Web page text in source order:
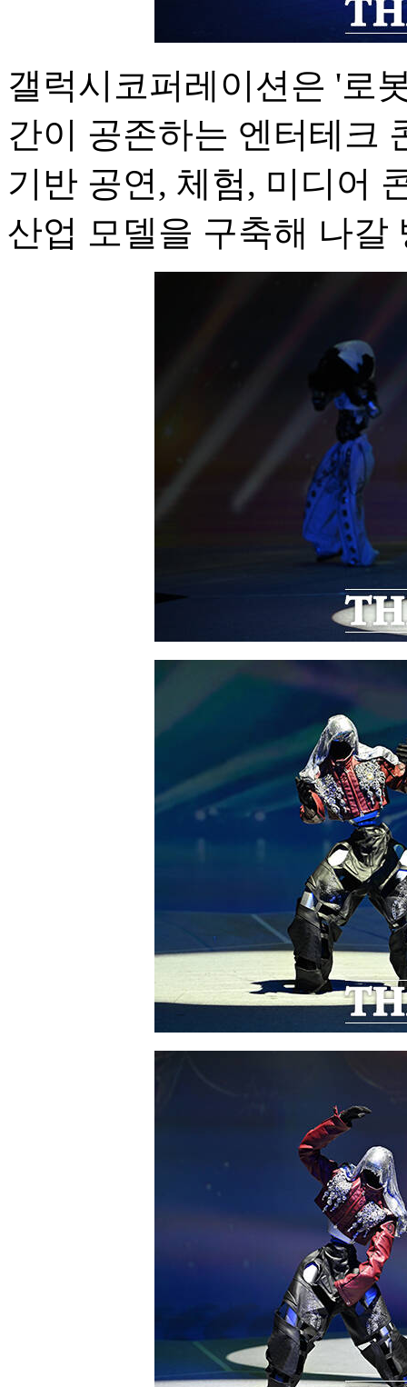
갤럭시코퍼레이션은 '로
간이 공존하는 엔터테크
기반 공연, 체험, 미디어
산업 모델을 구축해 나갈